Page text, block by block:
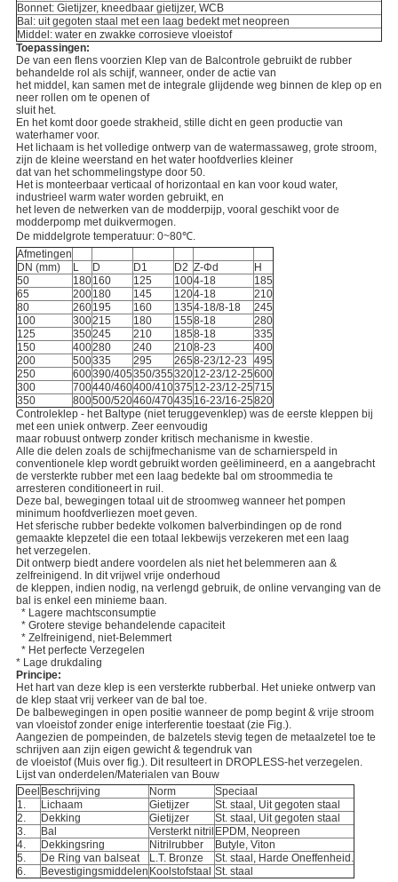
Bonnet: Gietijzer, kneedbaar gietijzer, WCB
Bal: uit gegoten staal met een laag bedekt met neopreen
Middel: water en zwakke corrosieve vloeistof
Toepassingen:
De van een flens voorzien Klep van de Balcontrole gebruikt de rubber
behandelde rol als schijf, wanneer, onder de actie van
het middel, kan samen met de integrale glijdende weg binnen de klep op en
neer rollen om te openen of
sluit het.
En het komt door goede strakheid, stille dicht en geen productie van
waterhamer voor.
Het lichaam is het volledige ontwerp van de watermassaweg, grote stroom,
zijn de kleine weerstand en het water hoofdverlies kleiner
dat van het schommelingstype door 50.
Het is monteerbaar verticaal of horizontaal en kan voor koud water,
industrieel warm water worden gebruikt, en
het leven de netwerken van de modderpijp, vooral geschikt voor de
modderpomp met duikvermogen.
De middelgrote temperatuur: 0~80℃.
Afmetingen
DN (mm)
L D D1 D2 Z-Φd
H
50
180160 125 1004-18
185
65
200180 145 1204-18
210
80
260195 160 1354-18/8-18
245
100
300215 180 1558-18
280
125
350245 210 1858-18
335
150
400280 240 2108-23
400
200
500335 295 2658-23/12-23
495
250
600390/405350/35532012-23/12-25600
300
700440/460400/410375 12-23/12-25715
350
800500/520460/470435 16-23/16-25820
Controleklep - het Baltype (niet teruggevenklep) was de eerste kleppen bij
met een uniek ontwerp. Zeer eenvoudig
maar robuust ontwerp zonder kritisch mechanisme in kwestie.
Alle die delen zoals de schijfmechanisme van de scharnierspeld in
conventionele klep wordt gebruikt worden geëlimineerd, en a aangebracht
de versterkte rubber met een laag bedekte bal om stroommedia te
arresteren conditioneert in ruil.
Deze bal, bewegingen totaal uit de stroomweg wanneer het pompen
minimum hoofdverliezen moet geven.
Het sferische rubber bedekte volkomen balverbindingen op de rond
gemaakte klepzetel die een totaal lekbewijs verzekeren met een laag
het verzegelen.
Dit ontwerp biedt andere voordelen als niet het belemmeren aan &
zelfreinigend. In dit vrijwel vrije onderhoud
de kleppen, indien nodig, na verlengd gebruik, de online vervanging van de
bal is enkel een minieme baan.
* Lagere machtsconsumptie
* Grotere stevige behandelende capaciteit
* Zelfreinigend, niet-Belemmert
* Het perfecte Verzegelen
* Lage drukdaling
Principe:
Het hart van deze klep is een versterkte rubberbal. Het unieke ontwerp van
de klep staat vrij verkeer van de bal toe.
De balbewegingen in open positie wanneer de pomp begint & vrije stroom
van vloeistof zonder enige interferentie toestaat (zie Fig.).
Aangezien de pompeinden, de balzetels stevig tegen de metaalzetel toe te
schrijven aan zijn eigen gewicht & tegendruk van
de vloeistof (Muis over fig.). Dit resulteert in DROPLESS-het verzegelen.
Lijst van onderdelen/Materialen van Bouw
Deel Beschrijving Norm
Speciaal
1.
Lichaam Gietijzer
St. staal, Uit gegoten staal
2.
Dekking Gietijzer
St. staal, Uit gegoten staal
3.
Bal Versterkt nitril EPDM, Neopreen
4.
Dekkingsring Nitrilrubber
Butyle, Viton
5.
De Ring van balseat L.T. Bronze
St. staal, Harde Oneffenheid.
6.
Bevestigingsmiddelen Koolstofstaal St. staal